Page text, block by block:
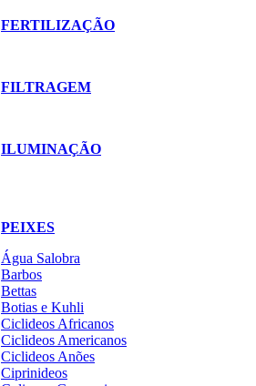
FERTILIZAÇÃO
FILTRAGEM
ILUMINAÇÃO
PEIXES
Água Salobra
Barbos
Bettas
Botias e Kuhli
Ciclideos Africanos
Ciclideos Americanos
Ciclideos Anões
Ciprinideos